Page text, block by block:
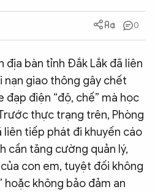
0
địa bàn tỉnh Đắk Lắk đã liên
nạn giao thông gây chết
đạp điện “độ, chế” mà học
thực trạng trên, Phòng
liên tiếp phát đi khuyến cáo
cần tăng cường quản lý,
con em, tuyệt đối không
hoặc không bảo đảm an